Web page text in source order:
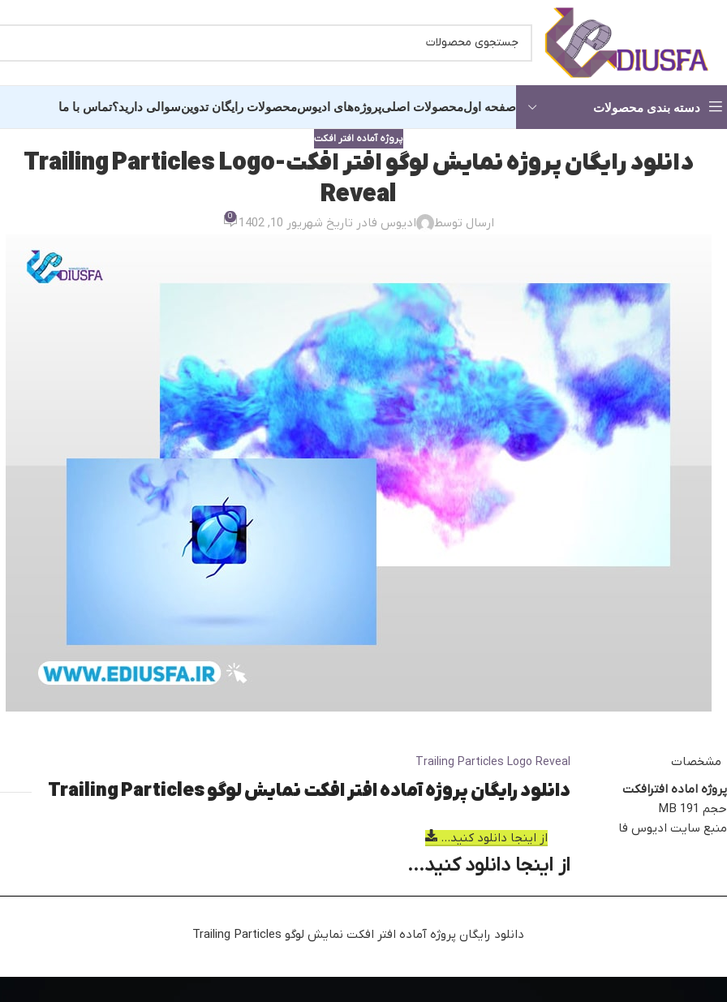
دسته بندی محصولات
کلیپ آماده عروسی -شروع مجلس
آماده شدن عروس و داماد
کلیپ آرایشگاه عروس
پروژه کلیپ باغ عروس
پروژه کلیپ مسیر- ماشین عروس
کلیپ آماده عروسی سالن وغیره
انچه خواهید دید و خلاصه فیلم
کلیپ اماده عاشقانه عروس
کلیپ حنابندان
کلیپ رقص دونفره عروس و داماد
کلیپ رقص مجلس
کلیپ تیتراژ پایان عروسی
سایر پروژه و
کلیپ عکس و
پروژه وله و
صفحه اولمحصولات اصلیپروژه‌های ادیوسمحصولات رایگان تدوینسوالی دارید؟تماس با ما
پروژه آماده افتر افکت
دانلود رایگان پروژه نمایش لوگو افتر افکت-Trailing Particles Logo
Reveal
ارسال توسط ادیوس فادر تاریخ شهریور 10, 1402 0
مشخصات
پروژه اماده افترافکت
حجم 191 MB
منبع سایت ادیوس فا
Trailing Particles Logo Reveal
دانلود رایگان پروژه آماده افتر افکت نمایش لوگو Trailing Particles
از اینجا دانلود کنید...
از اینجا دانلود کنید...
دانلود رایگان پروژه آماده افتر افکت نمایش لوگو Trailing Particles